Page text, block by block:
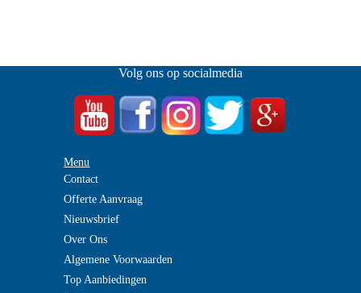
Volg ons op socialmedia
Menu
Contact
Offerte Aanvraag
Nieuwsbrief
Over Ons
Algemene Voorwaarden
Top Aanbiedingen